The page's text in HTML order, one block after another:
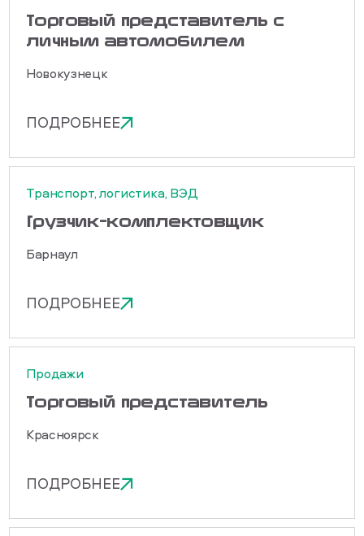
Торговый представитель с
личным автомобилем
Новокузнецк
ПОДРОБНЕЕ
Транспорт, логистика, ВЭД
Грузчик-комплектовщик
Барнаул
ПОДРОБНЕЕ
Продажи
Торговый представитель
Красноярск
ПОДРОБНЕЕ